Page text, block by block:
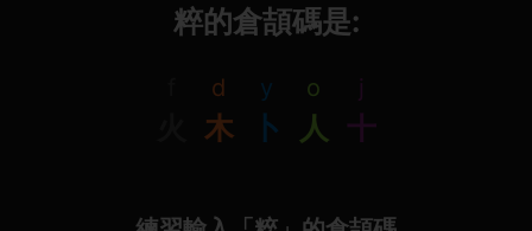
粹的倉頡碼是:
d
木
y
卜
o
人
j
十